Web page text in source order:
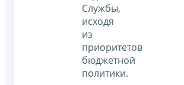
Службы,
исходя
из
приоритетов
бюджетной
политики.